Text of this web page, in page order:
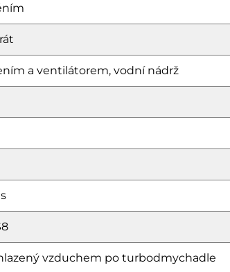
a ventilátorem, vodní nádrž
vzduchem po turbodmychadle